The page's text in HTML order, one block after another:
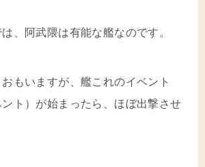
、阿武隈は有能な艦なのです。
もいますが、艦これのイベント
ント）が始まったら、ほぼ出撃させ